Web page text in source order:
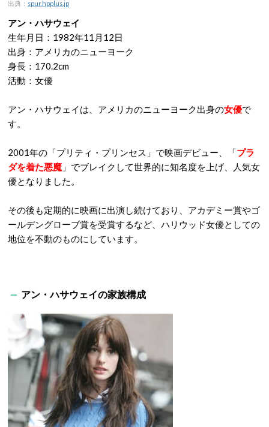
出典： spur.hpplus.jp
アン・ハサウェイ
生年月日：1982年11月12日
出身：アメリカのニューヨーク
身長：170.2cm
活動：女優
アン・ハサウェイは、アメリカのニューヨーク出身の女優で
す。
2001年の「プリティ・プリンセス」で映画デビュー、「プラ
ダを着た悪魔 」でブレイクして世界的に知名度を上げ、人気女
優となりました。
その後も定期的に映画に出演し続けており、アカデミー賞やゴ
ールデングローブ賞を受賞するなど、ハリウッド女優としての
地位を不動のものにしています。
アン・ハサウェイの家族構成